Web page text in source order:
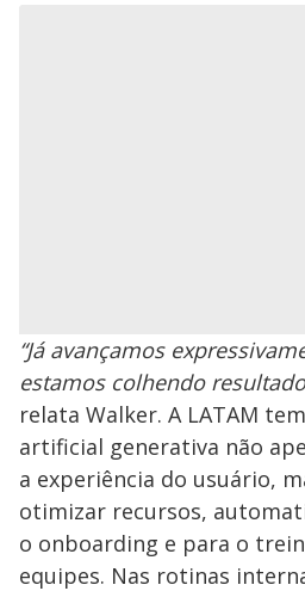
“Já avançamos
estamos colhendo
relata Walker. A LATAM
artificial generativa não
a experiência do usuário,
otimizar recursos,
o onboarding e para o
equipes. Nas rotinas